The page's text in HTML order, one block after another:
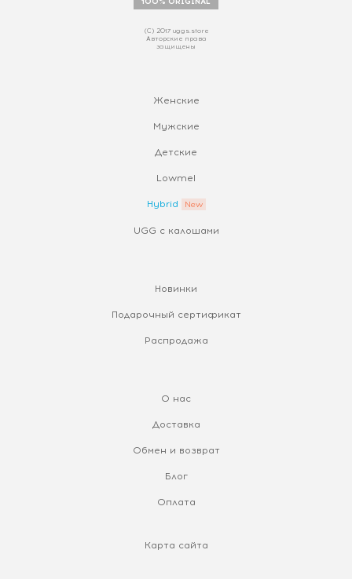
(С) 2017 uggs.store
Авторские права
защищены
Женские
Мужские
Детские
Lowmel
Hybrid
UGG с калошами
Новинки
Подарочный сертификат
Распродажа
О нас
Доставка
Обмен и возврат
Блог
Оплата
Карта сайта